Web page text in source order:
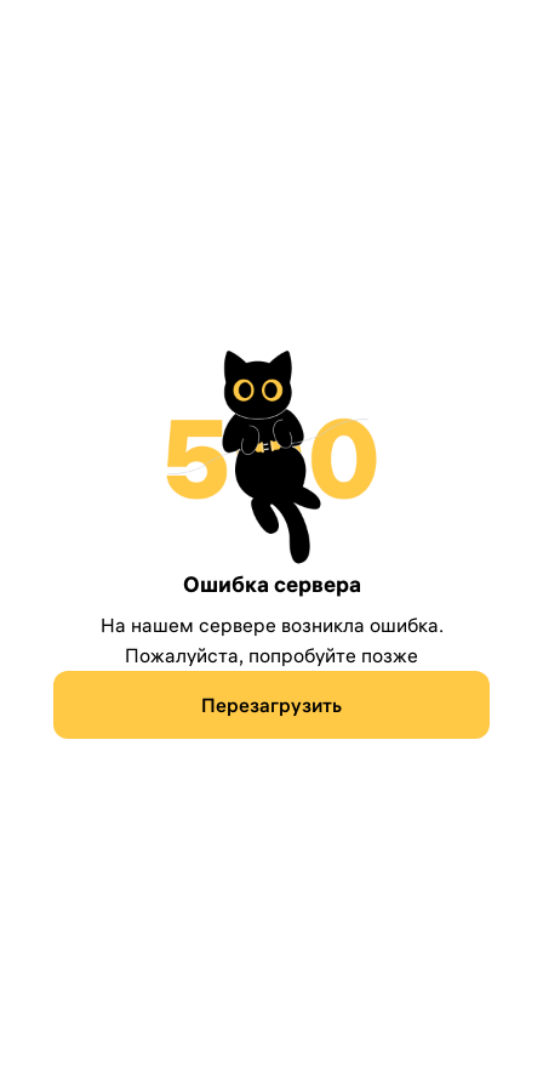
Ошибка сервера
На нашем сервере возникла ошибка.
Пожалуйста, попробуйте позже
Перезагрузить